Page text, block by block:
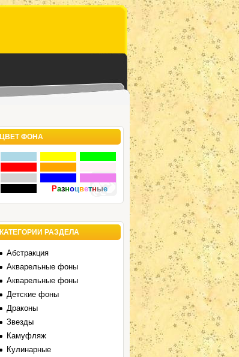
ЦВЕТ ФОНА
Разноцветные
КАТЕГОРИИ РАЗДЕЛА
Абстракция
Акварельные фоны
Акварельные фоны
Детские фоны
Драконы
Звезды
Камуфляж
Кулинарные